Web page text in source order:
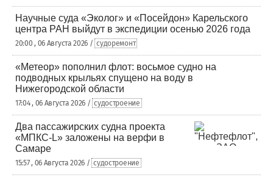
Научные суда «Эколог» и «Посейдон» Карельского
центра РАН выйдут в экспедиции осенью 2026 года
20:00 , 06 Августа 2026 / судоремонт
«Метеор» пополнил флот: восьмое судно на
подводных крыльях спущено на воду в
Нижегородской области
17:04 , 06 Августа 2026 / судостроение
Два пассажирских судна проекта
«МПКС-L» заложены на верфи в
Самаре
15:57 , 06 Августа 2026 / судостроение